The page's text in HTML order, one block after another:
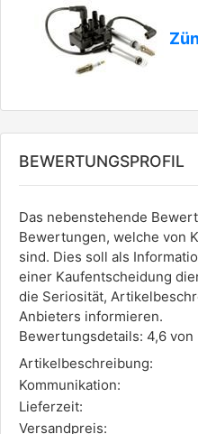
BEWERTUNGSPROFIL
Das nebenstehende
Bewertungen, welche von
sind. Dies soll als
einer Kaufentscheidung
die Seriosität,
Anbieters informieren.
Bewertungsdetails: 4,6 von
Artikelbeschreibung:
Kommunikation:
Lieferzeit:
Versandpreis: